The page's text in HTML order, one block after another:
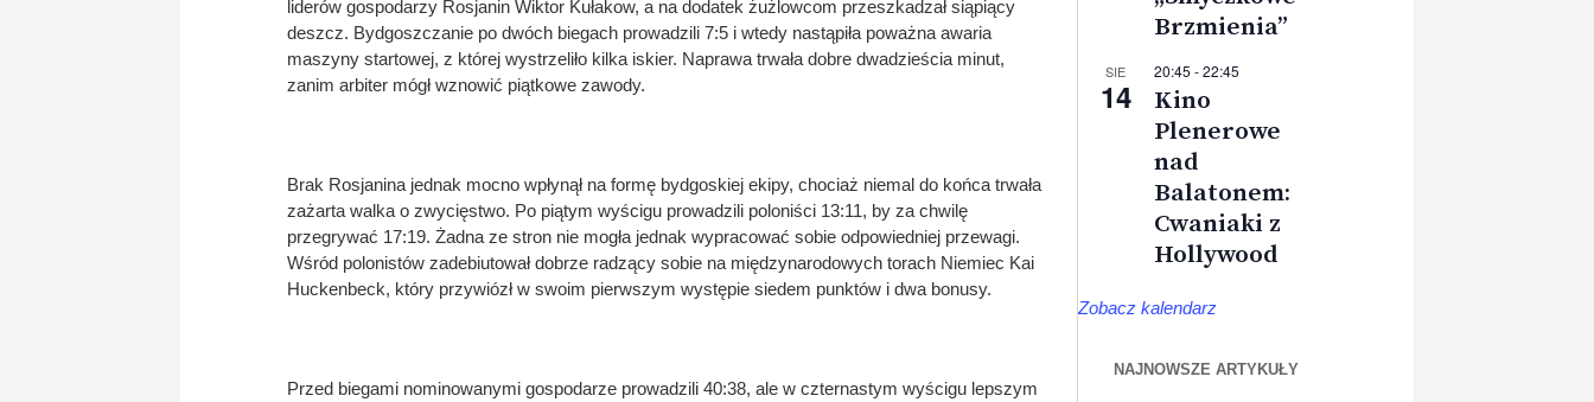
liderów gospodarzy Rosjanin Wiktor Kułakow, a na dodatek żużlowcom przeszkadzał siąpiący
deszcz. Bydgoszczanie po dwóch biegach prowadzili 7:5 i wtedy nastąpiła poważna awaria
maszyny startowej, z której wystrzeliło kilka iskier. Naprawa trwała dobre dwadzieścia minut,
zanim arbiter mógł wznowić piątkowe zawody.
Brak Rosjanina jednak mocno wpłynął na formę bydgoskiej ekipy, chociaż niemal do końca trwała
zażarta walka o zwycięstwo. Po piątym wyścigu prowadzili poloniści 13:11, by za chwilę
przegrywać 17:19. Żadna ze stron nie mogła jednak wypracować sobie odpowiedniej przewagi.
Wśród polonistów zadebiutował dobrze radzący sobie na międzynarodowych torach Niemiec Kai
Huckenbeck, który przywiózł w swoim pierwszym występie siedem punktów i dwa bonusy.
Przed biegami nominowanymi gospodarze prowadzili 40:38, ale w czternastym wyścigu lepszym
Brzmienia”
SIE
14
20:45 -22:45
Kino
Plenerowe
nad
Balatonem:
Cwaniaki z
Hollywood
Zobacz kalendarz
NAJNOWSZE ARTYKUŁY